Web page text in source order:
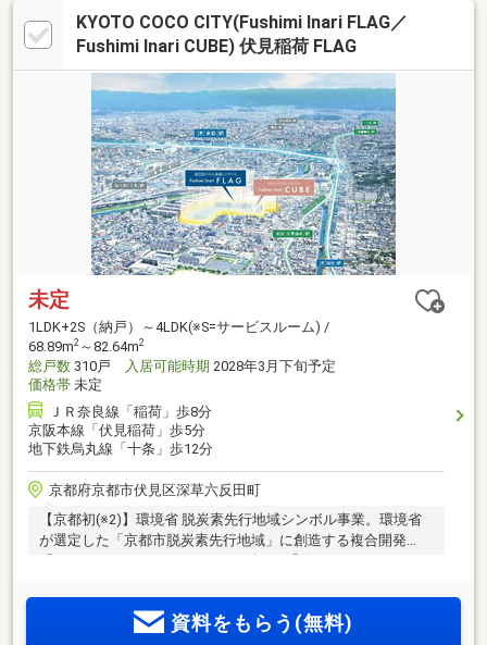
KYOTO COCO CITY(Fushimi Inari FLAG／
Fushimi Inari CUBE) 伏見稲荷 FLAG
未定
1LDK+2S（納戸）～4LDK(※S=サービスルーム) /
68.89m2 ～82.64m2
総戸数 310戸 入居可能時期 2028年3月下旬予定
価格帯 未定
ＪＲ奈良線「稲荷」歩8分
京阪本線「伏見稲荷」歩5分
地下鉄烏丸線「十条」歩12分
京都府京都市伏見区深草六反田町
【京都初(※2)】環境省 脱炭素先行地域シンボル事業。環境省
が選定した「京都市脱炭素先行地域」に創造する複合開発
の大規模レジデンス＜FLAG＞、安心の邸宅性能・上質志向の
ホテルライクレジデンス＜CUBE＞資料をもらう(無料)